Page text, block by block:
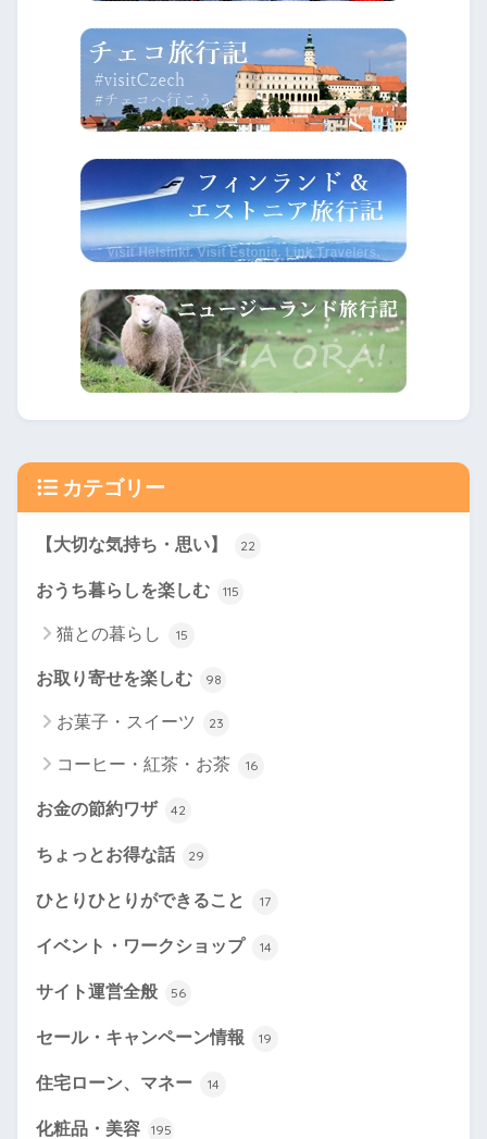
カテゴリー
【大切な気持ち・思い】 22
おうち暮らしを楽しむ 115
猫との暮らし 15
お取り寄せを楽しむ 98
お菓子・スイーツ 23
コーヒー・紅茶・お茶 16
お金の節約ワザ 42
ちょっとお得な話 29
ひとりひとりができること 17
イベント・ワークショップ 14
サイト運営全般 56
セール・キャンペーン情報 19
住宅ローン、マネー 14
化粧品・美容 195